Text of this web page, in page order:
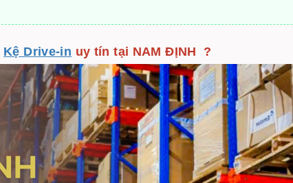
Kệ Drive-in uy tín tại NAM ĐỊNH ?